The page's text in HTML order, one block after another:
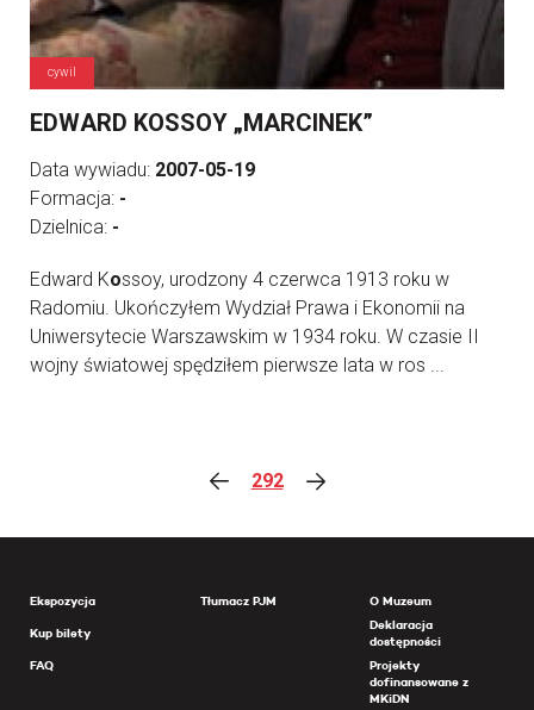
cywil
EDWARD KOSSOY „MARCINEK”
Data wywiadu: 2007-05-19
Formacja: -
Dzielnica: -
Edward Kossoy, urodzony 4 czerwca 1913 roku w
Radomiu. Ukończyłem Wydział Prawa i Ekonomii na
Uniwersytecie Warszawskim w 1934 roku. W czasie II
wojny światowej spędziłem pierwsze lata w ros ...
292
Ekspozycja
Kup bilety
FAQ
Tłumacz PJM
O Muzeum
Deklaracja
dostępności
Projekty
dofinansowane z
MKiDN